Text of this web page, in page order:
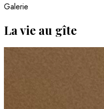
Galerie
La vie au gîte